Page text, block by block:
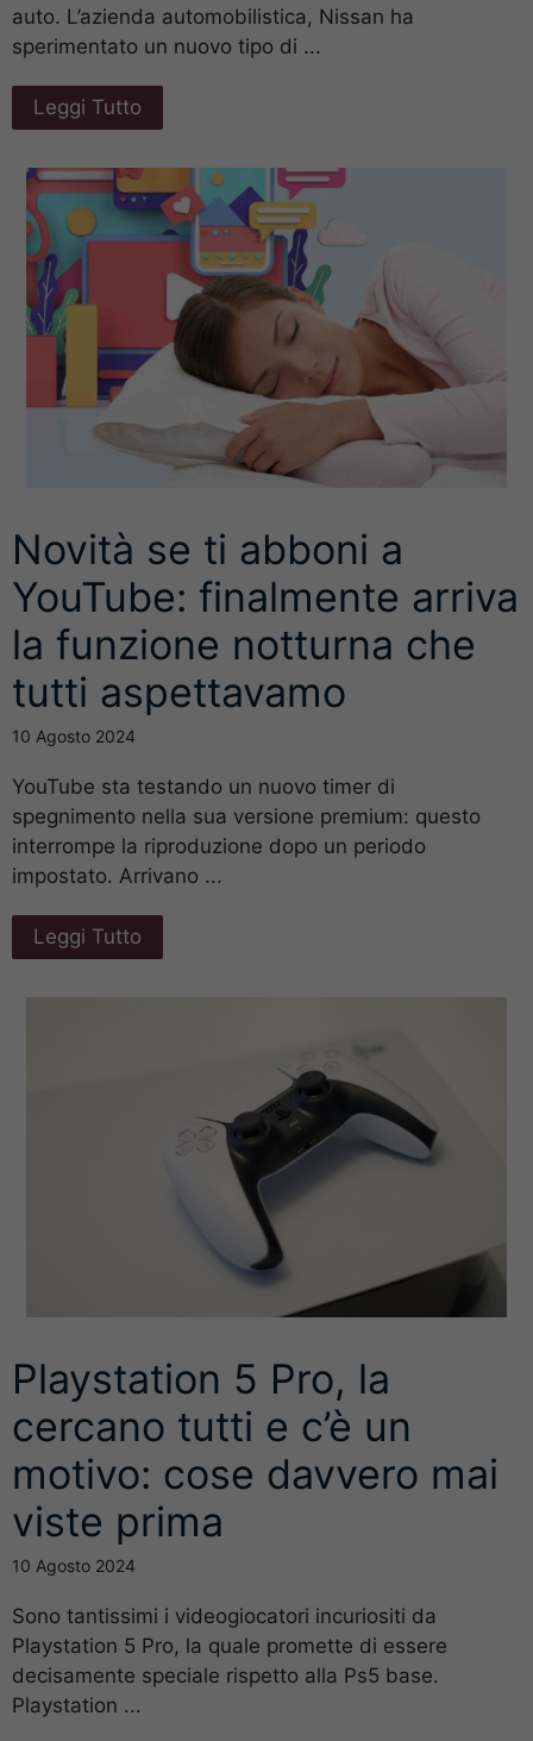
auto. L’azienda automobilistica, Nissan ha
sperimentato un nuovo tipo di ...
Leggi Tutto
Novità se ti abboni a
YouTube: finalmente arriva
la funzione notturna che
tutti aspettavamo
10 Agosto 2024
YouTube sta testando un nuovo timer di
spegnimento nella sua versione premium: questo
interrompe la riproduzione dopo un periodo
impostato. Arrivano ...
Leggi Tutto
Playstation 5 Pro, la
cercano tutti e c’è un
motivo: cose davvero mai
viste prima
10 Agosto 2024
Sono tantissimi i videogiocatori incuriositi da
Playstation 5 Pro, la quale promette di essere
decisamente speciale rispetto alla Ps5 base.
Playstation ...